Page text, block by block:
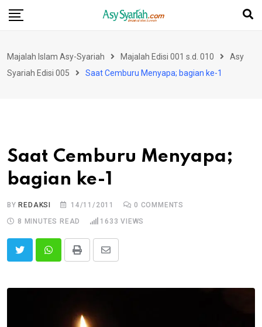
Skip
Majalah Islam Asy-Syariah Majalah Edisi 001 s.d. 010
Asy
Syariah Edisi 005
Saat Cemburu Menyapa; bagian ke-1
Saat Cemburu Menyapa;
bagian ke-1
BYREDAKSI 14/11/2011 0 COMMENTS
8 MINUTES READ
1633 VIEWS
Print
Share
Email